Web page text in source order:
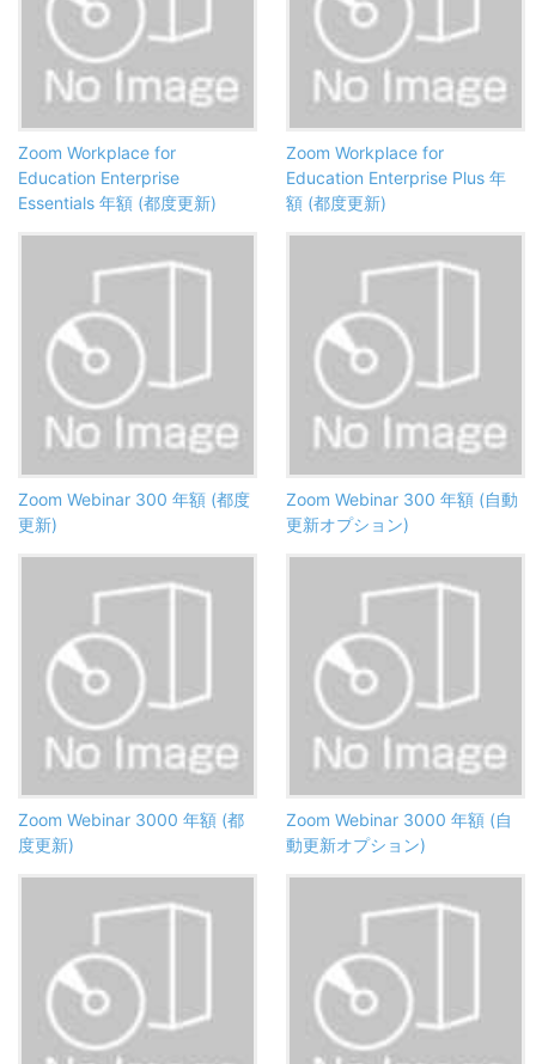
Zoom Workplace for
Education Enterprise
Essentials 年額 (都度更新)
Zoom Workplace for
Education Enterprise Plus 年
額 (都度更新)
Zoom Webinar 300 年額 (都度
更新)
Zoom Webinar 300 年額 (自動
更新オプション)
Zoom Webinar 3000 年額 (都
度更新)
Zoom Webinar 3000 年額 (自
動更新オプション)